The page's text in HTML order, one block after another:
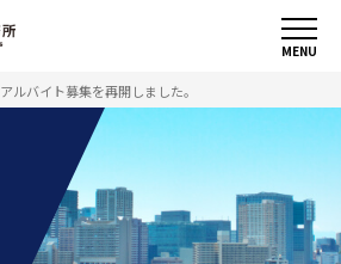
MENU
アルバイト募集を再開しました。